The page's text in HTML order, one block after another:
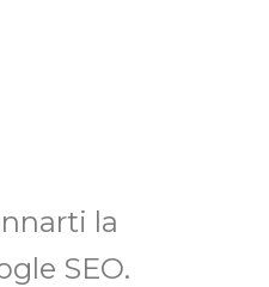
la
SEO.